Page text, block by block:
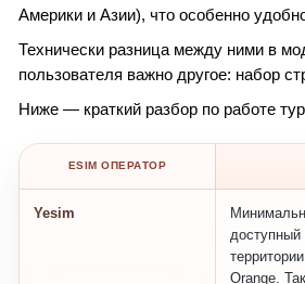
Америки и Азии), что особенно
Технически разница между ними в
пользователя важно другое: набор
Ниже — краткий разбор по работе
ESIM ОПЕРАТОР
Yesim
Orange.